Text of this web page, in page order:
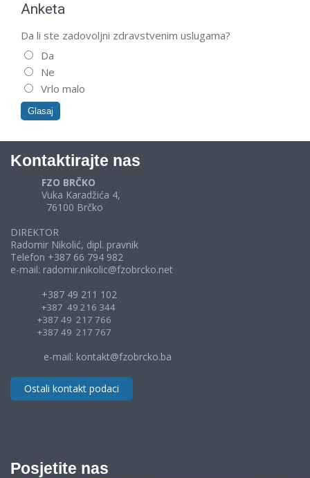
Anketa
Da li ste zadovoljni zdravstvenim uslugama?
Da
Ne
Vrlo malo
Kontaktirajte nas
FZO BRČKO
Vuka Karadžića 4,
76100 Brčko
DIREKTOR
Radomir Nikolić, dipl. pravnik
Telefon +387 66 794 982
e-mail: radomir.nikolic@fzobrcko.net
+387 49 211 102
+387 49 216 344
+387 49 217 766
+387 49 217 767
e-mail: kontakt@fzobrcko.ba
Ostali kontakt podaci
Posjetite nas